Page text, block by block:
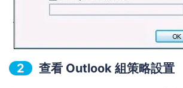
2 查看 Outlook 組策略設置